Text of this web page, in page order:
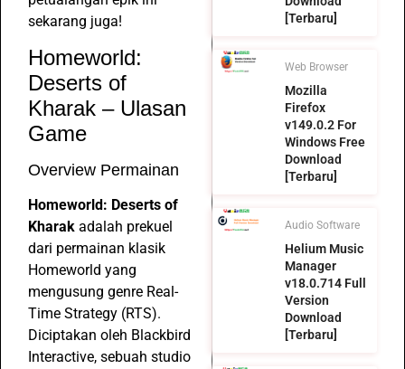
sekarang juga!
Homeworld:
Deserts of
Kharak – Ulasan
Game
Overview Permainan
Homeworld: Deserts of
Kharak adalah prekuel
dari permainan klasik
Homeworld yang
mengusung genre Real-
Time Strategy (RTS).
Diciptakan oleh Blackbird
Interactive, sebuah studio
[Terbaru]
Web Browser
Mozilla
Firefox
v149.0.2 For
Windows Free
Download
[Terbaru]
Audio Software
Helium Music
Manager
v18.0.714 Full
Version
Download
[Terbaru]